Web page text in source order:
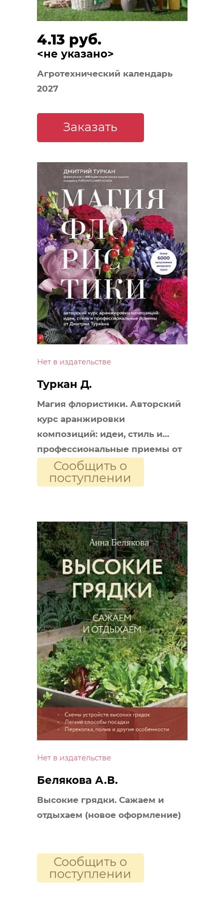
4.13 руб.
<не указано>
Агротехнический календарь
2027
Заказать
Нет в издательстве
Туркан Д.
Магия флористики. Авторский
курс аранжировки
композиций: идеи, стиль и
профессиональные приемы от
Дмитрия Туркана
Сообщить о
поступлении
Нет в издательстве
Белякова А.В.
Высокие грядки. Сажаем и
отдыхаем (новое оформление)
Сообщить о
поступлении